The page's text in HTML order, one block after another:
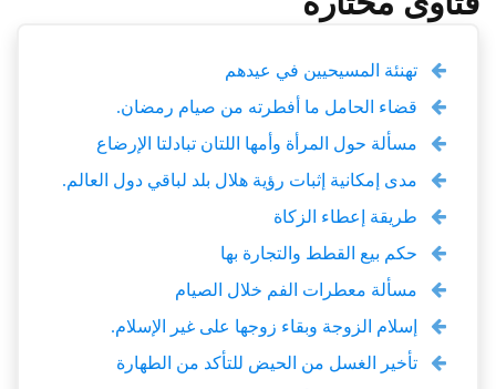
تهنئة المسيحيين في عيدهم
قضاء الحامل ما أفطرته من صيام رمضان.
مسألة حول المرأة وأمها اللتان تبادلتا الإرضاع
مدى إمكانية إثبات رؤية هلال بلد لباقي دول العالم.
طريقة إعطاء الزكاة
حكم بيع القطط والتجارة بها
مسألة معطرات الفم خلال الصيام
إسلام الزوجة وبقاء زوجها على غير الإسلام.
تأخير الغسل من الحيض للتأكد من الطهارة